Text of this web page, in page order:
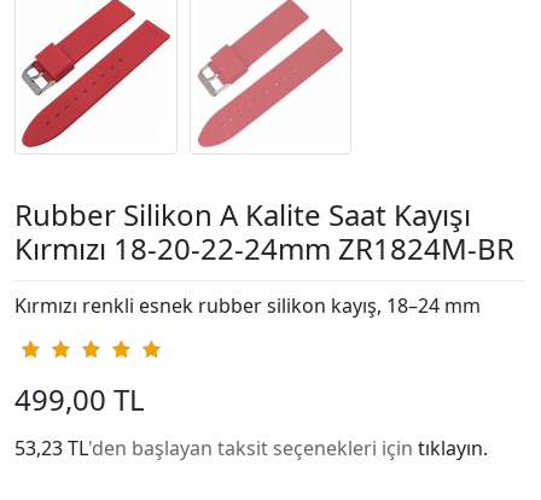
Rubber Silikon A Kalite Saat Kayışı
Kırmızı 18-20-22-24mm ZR1824M-BR
Kırmızı renkli esnek rubber silikon kayış, 18–24 mm
499,00 TL
53,23 TL'den başlayan taksit seçenekleri için tıklayın.